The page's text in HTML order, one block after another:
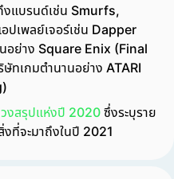
แบรนด์เช่น Smurfs,
ปเพลย์เจอร์เช่น Dapper
ย่าง Square Enix (Final
ทเกมตำนานอย่าง ATARI
งสรุปแห่งปี 2020 ซึ่งระบุราย
ที่จะมาถึงในปี 2021